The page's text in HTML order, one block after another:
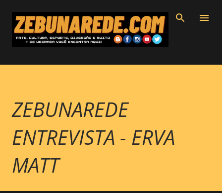
Pular para o conteúdo principal
ZEBUNAREDE
ENTREVISTA - ERVA
MATT